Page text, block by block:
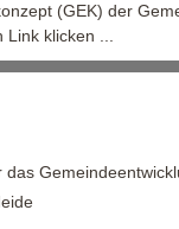
(GEK) der
klicken ...